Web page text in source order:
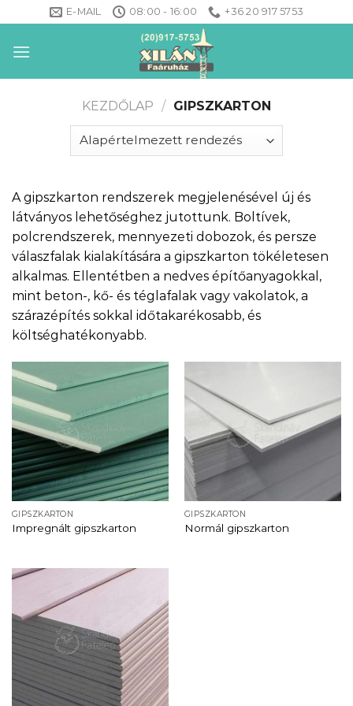
to
content
E-MAIL 08:00 - 16:00 +36 20 917 5753
KEZDŐLAP / GIPSZKARTON
A gipszkarton rendszerek megjelenésével új és
látványos lehetőséghez jutottunk. Boltívek,
polcrendszerek, mennyezeti dobozok, és persze
válaszfalak kialakítására a gipszkarton tökéletesen
alkalmas. Ellentétben a nedves építőanyagokkal,
mint beton-, kő- és téglafalak vagy vakolatok, a
szárazépítés sokkal időtakarékosabb, és
költséghatékonyabb.
GIPSZKARTON
Impregnált gipszkarton
GIPSZKARTON
Normál gipszkarton